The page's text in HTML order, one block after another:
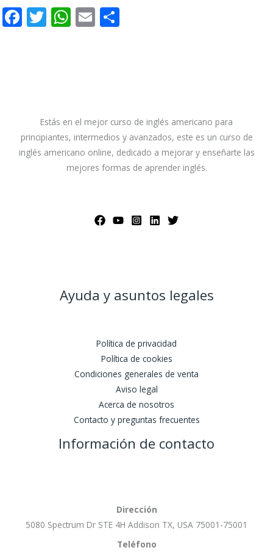
F
k
T W
p
p
E
ti
r
Estás en el mejor curso de inglés americano para
principiantes, intermedios y avanzados, este es un curso de
inglés americano online, dedicado a mejorar y enseñarte las
mejores formas de aprender inglés.
Ayuda y asuntos legales
Política de privacidad
Política de cookies
Condiciones generales de venta
Aviso legal
Acerca de nosotros
Contacto y preguntas frecuentes
Información de contacto
Dirección
5080 Spectrum Dr STE 4H Addison TX, USA 75001-75001
Teléfono